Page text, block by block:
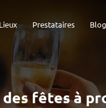
Blog
Prestataires
fêtes à